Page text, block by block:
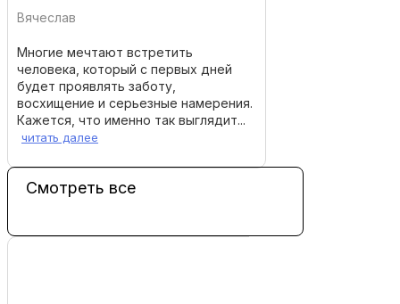
Смотреть все
Вячеслав
Многие мечтают встретить
человека, который с первых дней
будет проявлять заботу,
восхищение и серьезные намерения.
Кажется, что именно так выглядит...
читать далее